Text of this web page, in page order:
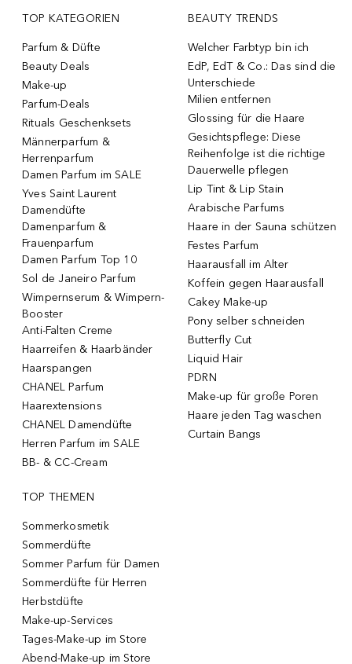
TOP KATEGORIEN
Parfum & Düfte
Beauty Deals
Make-up
Parfum-Deals
Rituals Geschenksets
Männerparfum &
Herrenparfum
Damen Parfum im SALE
Yves Saint Laurent
Damendüfte
Damenparfum &
Frauenparfum
Damen Parfum Top 10
Sol de Janeiro Parfum
Wimpernserum & Wimpern-
Booster
Anti-Falten Creme
Haarreifen & Haarbänder
Haarspangen
CHANEL Parfum
Haarextensions
CHANEL Damendüfte
Herren Parfum im SALE
BB- & CC-Cream
BEAUTY TRENDS
Welcher Farbtyp bin ich
EdP, EdT & Co.: Das sind die
Unterschiede
Milien entfernen
Glossing für die Haare
Gesichtspflege: Diese
Reihenfolge ist die richtige
Dauerwelle pflegen
Lip Tint & Lip Stain
Arabische Parfums
Haare in der Sauna schützen
Festes Parfum
Haarausfall im Alter
Koffein gegen Haarausfall
Cakey Make-up
Pony selber schneiden
Butterfly Cut
Liquid Hair
PDRN
Make-up für große Poren
Haare jeden Tag waschen
Curtain Bangs
TOP THEMEN
Sommerkosmetik
Sommerdüfte
Sommer Parfum für Damen
Sommerdüfte für Herren
Herbstdüfte
Make-up-Services
Tages-Make-up im Store
Abend-Make-up im Store